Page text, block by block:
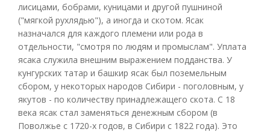
лисицами, бобрами, куницами и другой пушниной
("мягкой рухлядью"), а иногда и скотом. Ясак
назначался для каждого племени или рода в
отдельности, "смотря по людям и промыслам". Уплата
ясака служила внешним выражением подданства. У
кунгурских татар и башкир ясак был поземельным
сбором, у некоторых народов Сибири - поголовным, у
якутов - по количеству принадлежащего скота. С 18
века ясак стал заменяться денежным сбором (в
Поволжье с 1720-х годов, в Сибири с 1822 года). Это